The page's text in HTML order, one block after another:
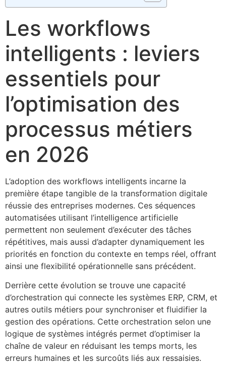
Les workflows
intelligents : leviers
essentiels pour
l’optimisation des
processus métiers
en 2026
L’adoption des workflows intelligents incarne la
première étape tangible de la transformation digitale
réussie des entreprises modernes. Ces séquences
automatisées utilisant l’intelligence artificielle
permettent non seulement d’exécuter des tâches
répétitives, mais aussi d’adapter dynamiquement les
priorités en fonction du contexte en temps réel, offrant
ainsi une flexibilité opérationnelle sans précédent.
Derrière cette évolution se trouve une capacité
d’orchestration qui connecte les systèmes ERP, CRM, et
autres outils métiers pour synchroniser et fluidifier la
gestion des opérations. Cette orchestration selon une
logique de systèmes intégrés permet d’optimiser la
chaîne de valeur en réduisant les temps morts, les
erreurs humaines et les surcoûts liés aux ressaisies.